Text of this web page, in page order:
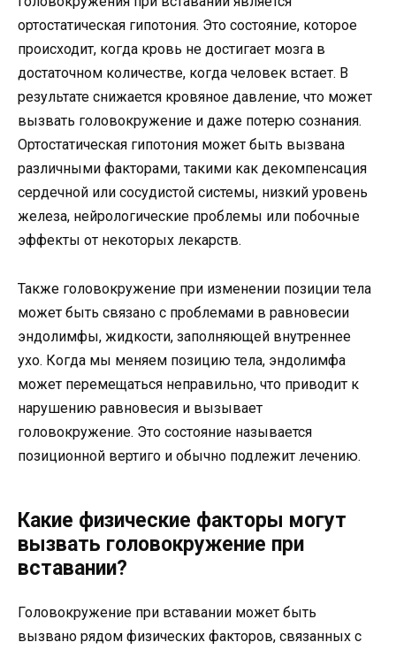
ортостатическая гипотония. Это состояние, которое
происходит, когда кровь не достигает мозга в
достаточном количестве, когда человек встает. В
результате снижается кровяное давление, что может
вызвать головокружение и даже потерю сознания.
Ортостатическая гипотония может быть вызвана
различными факторами, такими как декомпенсация
сердечной или сосудистой системы, низкий уровень
железа, нейрологические проблемы или побочные
эффекты от некоторых лекарств.
Также головокружение при изменении позиции тела
может быть связано с проблемами в равновесии
эндолимфы, жидкости, заполняющей внутреннее
ухо. Когда мы меняем позицию тела, эндолимфа
может перемещаться неправильно, что приводит к
нарушению равновесия и вызывает
головокружение. Это состояние называется
позиционной вертиго и обычно подлежит лечению.
Какие физические факторы могут
вызвать головокружение при
вставании?
Головокружение при вставании может быть
вызвано рядом физических факторов, связанных с